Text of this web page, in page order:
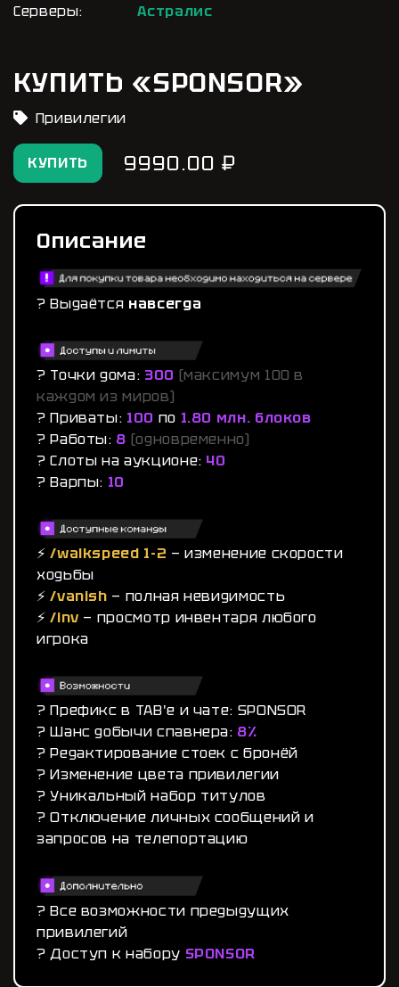
Серверы:
Астралис
КУПИТЬ «SPONSOR»
Привилегии
КУПИТЬ 9990.00 ₽
Описание
? Выдаётся навсегда
? Точки дома: 300 (максимум 100 в
каждом из миров)
? Приваты: 100 по 1.80 млн. блоков
? Работы: 8 (одновременно)
? Слоты на аукционе: 40
? Варпы: 10
⚡️/walkspeed 1-2 — изменение скорости
ходьбы
⚡️/vanish — полная невидимость
⚡️/inv — просмотр инвентаря любого
игрока
? Префикс в TAB'е и чате: SPONSOR
? Шанс добычи спавнера: 8%
? Редактирование стоек с бронёй
? Изменение цвета привилегии
? Уникальный набор титулов
? Отключение личных сообщений и
запросов на телепортацию
? Все возможности предыдущих
привилегий
? Доступ к набору SPONSOR